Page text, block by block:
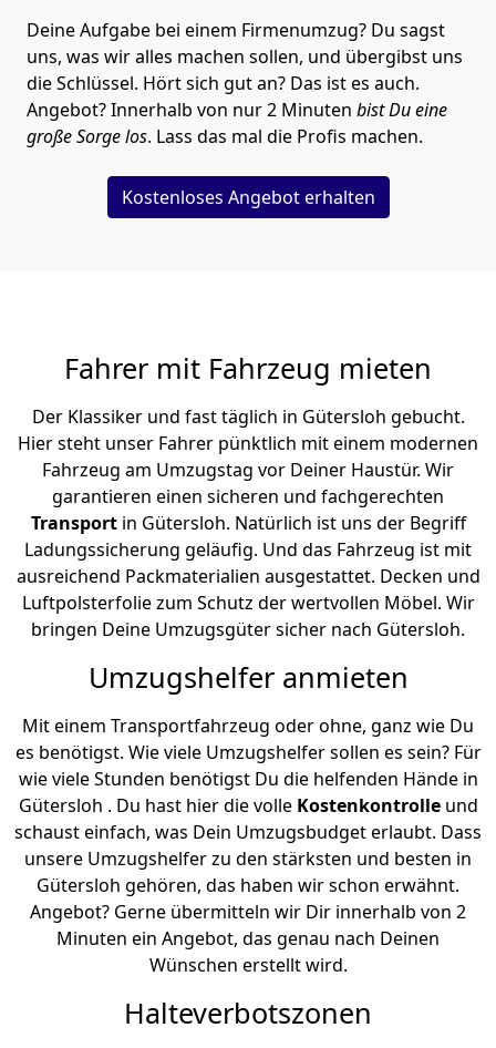
Deine Aufgabe bei einem Firmenumzug? Du sagst
uns, was wir alles machen sollen, und übergibst uns
die Schlüssel. Hört sich gut an? Das ist es auch.
Angebot? Innerhalb von nur 2 Minuten bist Du eine
große Sorge los. Lass das mal die Profis machen.
Kostenloses Angebot erhalten
Fahrer mit Fahrzeug mieten
Der Klassiker und fast täglich in Gütersloh gebucht.
Hier steht unser Fahrer pünktlich mit einem modernen
Fahrzeug am Umzugstag vor Deiner Haustür. Wir
garantieren einen sicheren und fachgerechten
Transportin Gütersloh. Natürlich ist uns der Begriff
Ladungssicherung geläufig. Und das Fahrzeug ist mit
ausreichend Packmaterialien ausgestattet. Decken und
Luftpolsterfolie zum Schutz der wertvollen Möbel. Wir
bringen Deine Umzugsgüter sicher nach Gütersloh.
Umzugshelfer anmieten
Mit einem Transportfahrzeug oder ohne, ganz wie Du
es benötigst. Wie viele Umzugshelfer sollen es sein? Für
wie viele Stunden benötigst Du die helfenden Hände in
Gütersloh . Du hast hier die volle Kostenkontrolleund
schaust einfach, was Dein Umzugsbudget erlaubt. Dass
unsere Umzugshelfer zu den stärksten und besten in
Gütersloh gehören, das haben wir schon erwähnt.
Angebot? Gerne übermitteln wir Dir innerhalb von 2
Minuten ein Angebot, das genau nach Deinen
Wünschen erstellt wird.
Halteverbotszonen